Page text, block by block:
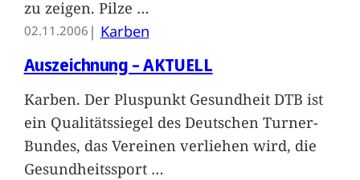
zu zeigen. Pilze …
02.11.2006 | Karben
Auszeichnung – AKTUELL
Karben. Der Pluspunkt Gesundheit DTB ist
ein Qualitätssiegel des Deutschen Turner-
Bundes, das Vereinen verliehen wird, die
Gesundheitssport …